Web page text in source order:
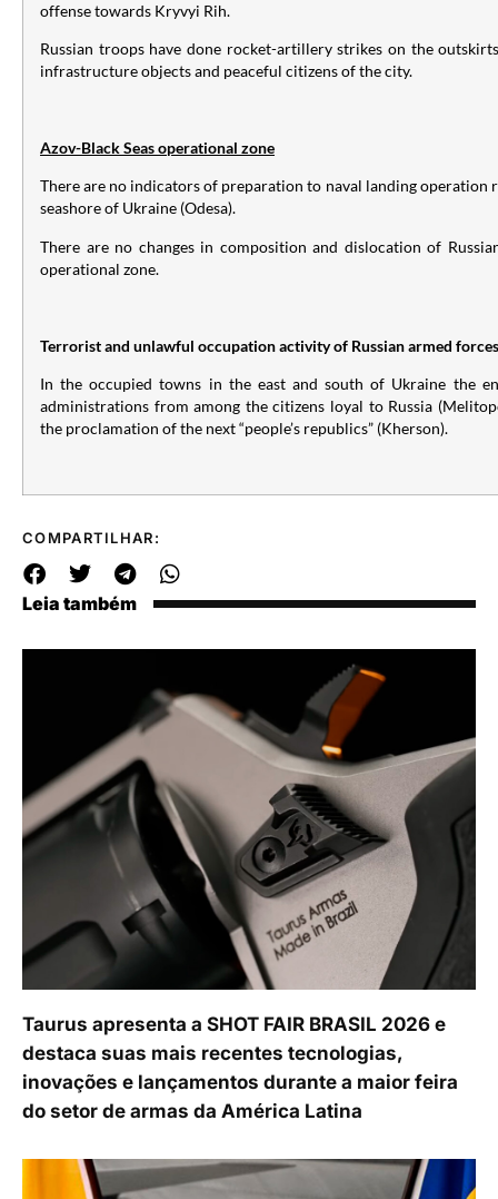
offense towards Kryvyi Rih.
Russian troops have done rocket-artillery strikes on the
infrastructure objects and peaceful citizens of the city.
Azov-Black Seas operational zone
There are no indicators of preparation to naval landing operation
seashore of Ukraine (Odesa).
There are no changes in composition and dislocation of
operational zone.
Terrorist and unlawful occupation activity of Russian armed forces
In the occupied towns in the east and south of Ukraine the
administrations from among the citizens loyal to Russia
the proclamation of the next “people’s republics” (Kherson).
COMPARTILHAR:
Leia também
Taurus apresenta a SHOT FAIR BRASIL 2026 e
destaca suas mais recentes tecnologias,
inovações e lançamentos durante a maior feira
do setor de armas da América Latina